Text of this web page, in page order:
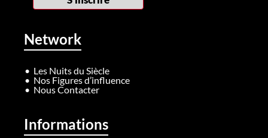
Network
Les Nuits du Siècle
Nos Figures d’influence
Nous Contacter
Informations